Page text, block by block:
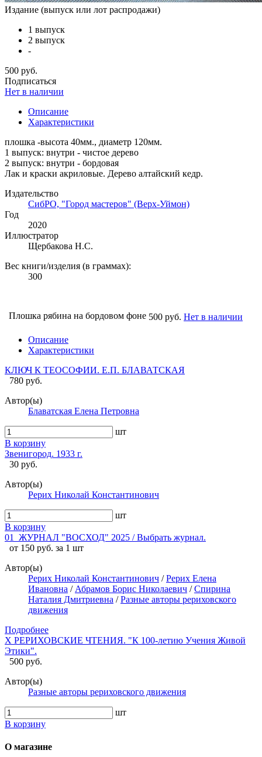
Издание (выпуск или лот распродажи)
1 выпуск
2 выпуск
-
500 руб.
Подписаться
Нет в наличии
Описание
Характеристики
плошка -высота 40мм., диаметр 120мм.
1 выпуск: внутри - чистое дерево
2 выпуск: внутри - бордовая
Лак и краски акриловые. Дерево алтайский кедр.
Издательство
СибРО, "Город мастеров" (Верх-Уймон)
Год
2020
Иллюстратор
Щербакова Н.С.
Вес книги/изделия (в граммах):
300
Плошка рябина на бордовом фоне 500 руб. Нет в наличии
Описание
Характеристики
КЛЮЧ К ТЕОСОФИИ. Е.П. БЛАВАТСКАЯ
780 руб.
Автор(ы)
Блаватская Елена Петровна
шт
В корзину
Звенигород. 1933 г.
30 руб.
Автор(ы)
Рерих Николай Константинович
шт
В корзину
01_ЖУРНАЛ "ВОСХОД" 2025 / Выбрать журнал.
от 150 руб. за 1 шт
Автор(ы)
Рерих Николай Константинович /Рерих Елена
Ивановна / Абрамов Борис Николаевич /Спирина
Наталия Дмитриевна /Разные авторы рериховского
движения
Подробнее
X РЕРИХОВСКИЕ ЧТЕНИЯ. "К 100-летию Учения Живой
Этики".
500 руб.
Автор(ы)
Разные авторы рериховского движения
шт
В корзину
О магазине